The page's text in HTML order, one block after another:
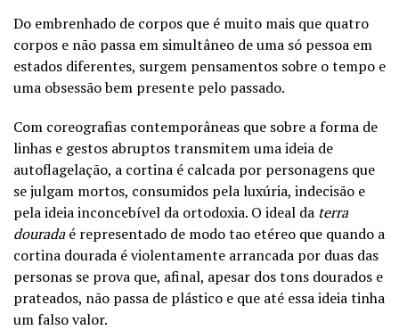
Do embrenhado de corpos que é muito mais que quatro
corpos e não passa em simultâneo de uma só pessoa em
estados diferentes, surgem pensamentos sobre o tempo e
uma obsessão bem presente pelo passado.
Com coreografias contemporâneas que sobre a forma de
linhas e gestos abruptos transmitem uma ideia de
autoflagelação, a cortina é calcada por personagens que
se julgam mortos, consumidos pela luxúria, indecisão e
pela ideia inconcebível da ortodoxia. O ideal da terra
douradaé representado de modo tao etéreo que quando a
cortina dourada é violentamente arrancada por duas das
personas se prova que, afinal, apesar dos tons dourados e
prateados, não passa de plástico e que até essa ideia tinha
um falso valor.